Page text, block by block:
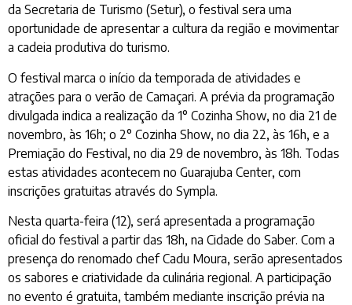
da Secretaria de Turismo (Setur), o festival sera uma
oportunidade de apresentar a cultura da região e movimentar
a cadeia produtiva do turismo.
O festival marca o início da temporada de atividades e
atrações para o verão de Camaçari. A prévia da programação
divulgada indica a realização da 1° Cozinha Show, no dia 21 de
novembro, às 16h; o 2° Cozinha Show, no dia 22, às 16h, e a
Premiação do Festival, no dia 29 de novembro, às 18h. Todas
estas atividades acontecem no Guarajuba Center, com
inscrições gratuitas através do Sympla.
Nesta quarta-feira (12), será apresentada a programação
oficial do festival a partir das 18h, na Cidade do Saber. Com a
presença do renomado chef Cadu Moura, serão apresentados
os sabores e criatividade da culinária regional. A participação
no evento é gratuita, também mediante inscrição prévia na